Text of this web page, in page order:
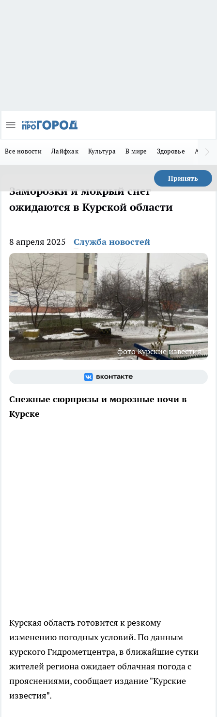
Все новости Лайфхак Культура В мире Здоровье Авто
Принять
Заморозки и мокрый снег
ожидаются в Курской области
8 апреля 2025 Служба новостей
фото Курские известия
Снежные сюрпризы и морозные ночи в
Курске
Курская область готовится к резкому
изменению погодных условий. По данным
курского Гидрометцентра, в ближайшие сутки
жителей региона ожидает облачная погода с
прояснениями, сообщает издание "Курские
известия".